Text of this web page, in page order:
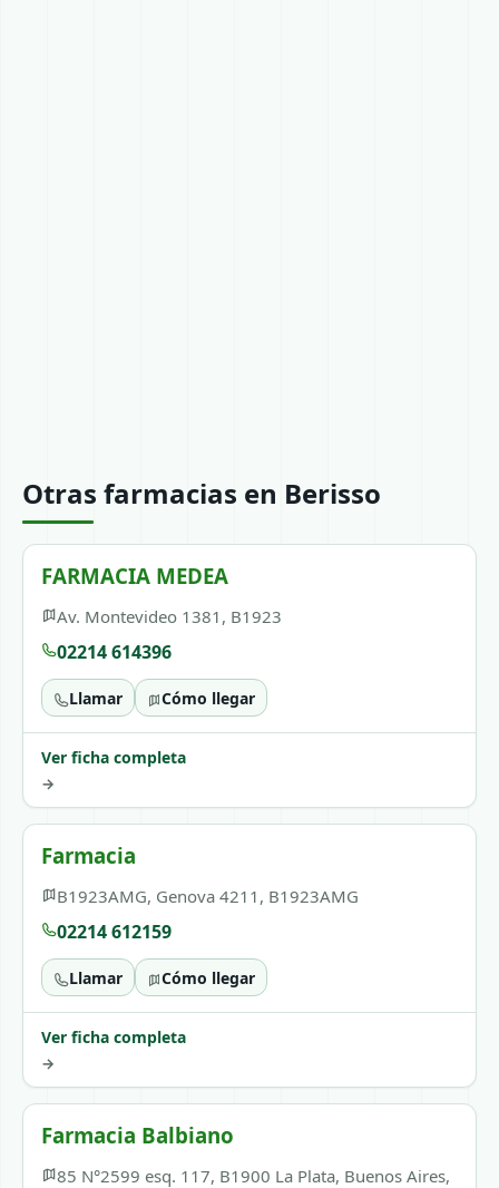
Otras farmacias en Berisso
FARMACIA MEDEA
Av. Montevideo 1381, B1923
02214 614396
Llamar Cómo llegar
Ver ficha completa
→
Farmacia
B1923AMG, Genova 4211, B1923AMG
02214 612159
Llamar Cómo llegar
Ver ficha completa
→
Farmacia Balbiano
85 N°2599 esq. 117, B1900 La Plata, Buenos Aires,